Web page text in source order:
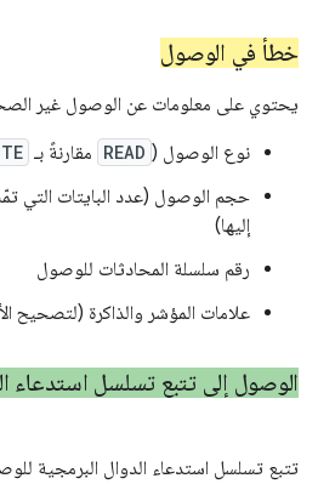
خطأ في الوصول
يحتوي على معلومات عن الوصول غير
نوع الوصول ( READ مقارنةً بـ
حجم الوصول (عدد البايتات التي
إليها)
رقم سلسلة المحادثات للوصول
علامات المؤشر والذاكرة (لتصحيح
الوصول إلى تتبع تسلسل استدعاء
تتبع تسلسل استدعاء الدوال البرمجية